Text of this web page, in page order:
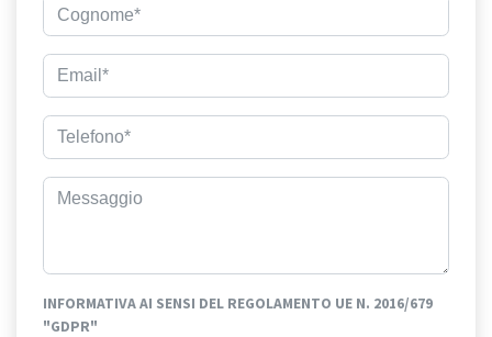
INFORMATIVA AI SENSI DEL REGOLAMENTO UE N. 2016/679
"GDPR"